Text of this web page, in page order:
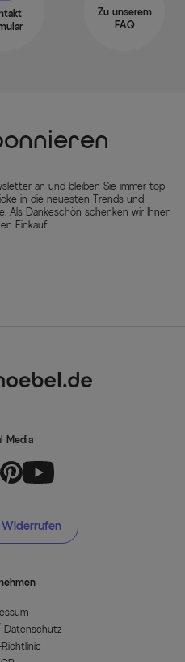
Zu unserem
FAQ
an und bleiben Sie immer top
in die neuesten Trends und
Als Dankeschön schenken wir Ihnen
Einkauf.
Media